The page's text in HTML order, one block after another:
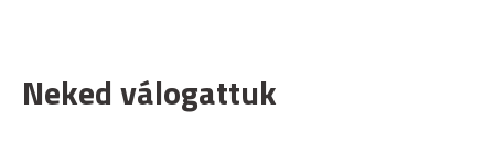
Neked válogattuk